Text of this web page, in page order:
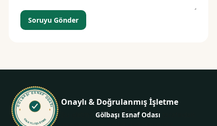
Soruyu Gönder
GÖLBAŞI ESNAF ODASI
ONAYLI İŞLETME
Onaylı & Doğrulanmış İşletme
Gölbaşı Esnaf Odası